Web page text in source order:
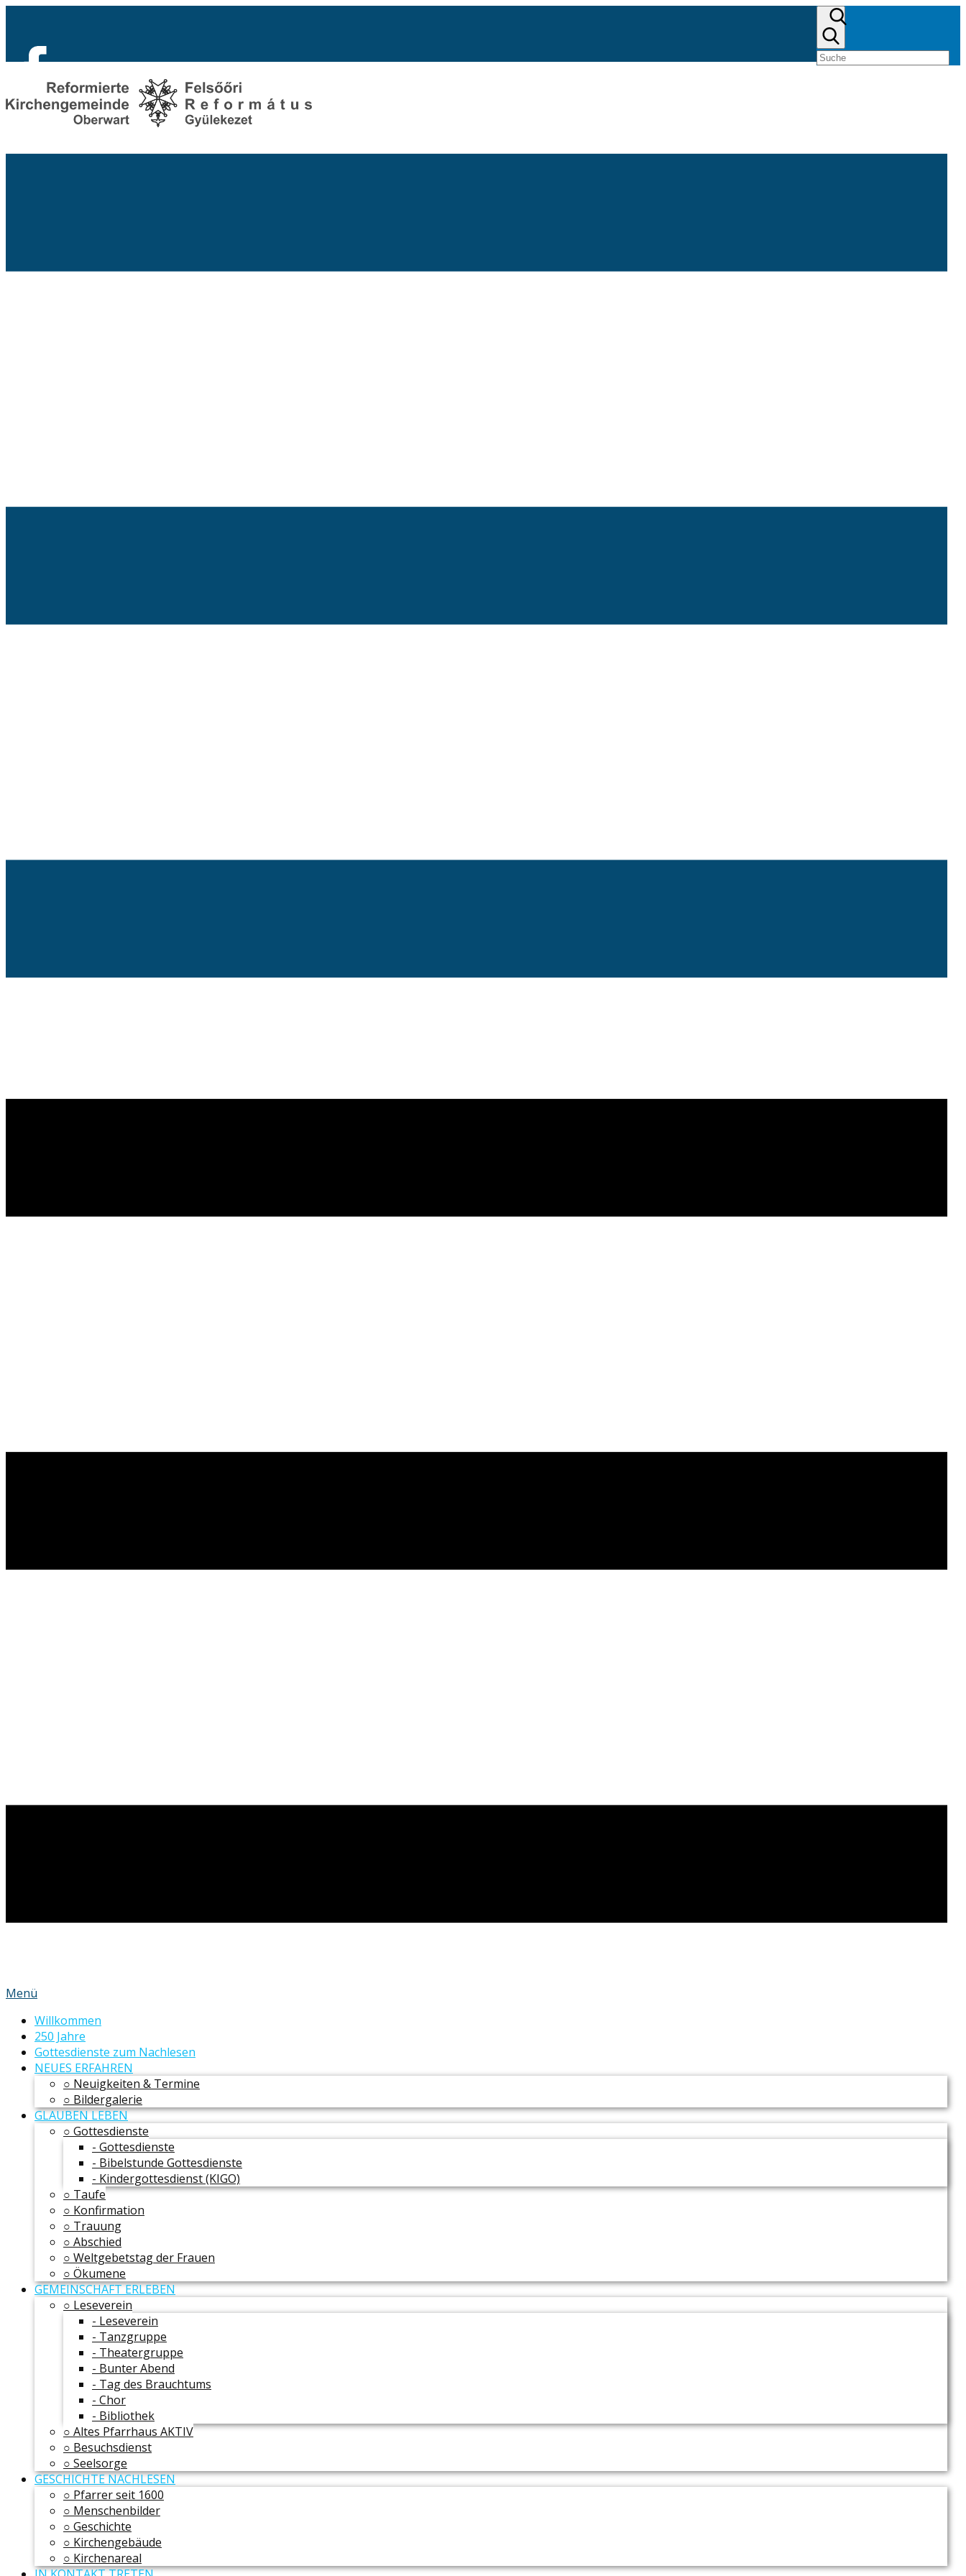
Menü
Willkommen
250 Jahre
Gottesdienste zum Nachlesen
NEUES ERFAHREN
○ Neuigkeiten & Termine
○ Bildergalerie
GLAUBEN LEBEN
○ Gottesdienste
- Gottesdienste
- Bibelstunde Gottesdienste
- Kindergottesdienst (KIGO)
○ Taufe
○ Konfirmation
○ Trauung
○ Abschied
○ Weltgebetstag der Frauen
○ Ökumene
GEMEINSCHAFT ERLEBEN
○ Leseverein
- Leseverein
- Tanzgruppe
- Theatergruppe
- Bunter Abend
- Tag des Brauchtums
- Chor
- Bibliothek
○ Altes Pfarrhaus AKTIV
○ Besuchsdienst
○ Seelsorge
GESCHICHTE NACHLESEN
○ Pfarrer seit 1600
○ Menschenbilder
○ Geschichte
○ Kirchengebäude
○ Kirchenareal